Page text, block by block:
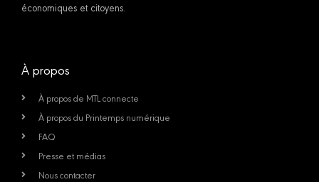
économiques et citoyens.
À propos
À propos de MTL connecte
À propos du Printemps numérique
FAQ
Presse et médias
Nous contacter